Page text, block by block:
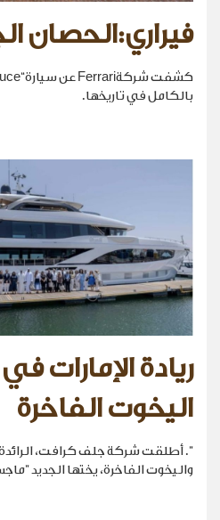
فيراري:الحصان
بالكامل في تاريخها.
ريادة الإمارات
اليخوت الفاخرة
". أطلقت شركة جلف كرافت،
واليخوت الفاخرة، يختها الجديد